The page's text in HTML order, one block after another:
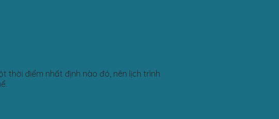
thời điểm nhất định nào đó, nên lịch trình